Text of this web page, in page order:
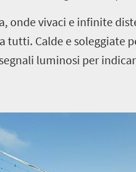
onde vivaci e infinite
tutti. Calde e soleggiate
luminosi per